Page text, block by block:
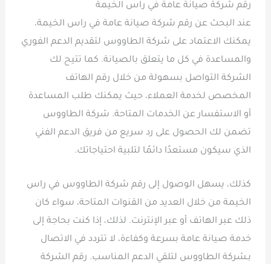
رقم شركة صيانة عامة في راس الخيمة
عند البحث عن رقم شركة صيانة عامة في راس الخيمة،
يمكنك الاعتماد على شركة الطاووس لتقديم الدعم الفوري
والمساعدة في كل ما يتعلق بالصيانة. كما تتيح لك
الشركة التواصل بسهولة من خلال رقم الهاتف
المخصص لخدمة العملاء، حيث يمكنك طلب المساعدة
أو الاستفسار عن الخدمات المتاحة. شركة الطاووس
تضمن لك الحصول على رد سريع من فريق الدعم الفني
الذي سيكون مستعدًا دائمًا لتلبية احتياجاتك.
كذلك، يسهل الوصول إلى رقم شركة الطاووس في راس
الخيمة من خلال العديد من القنوات المتاحة، سواء كان
ذلك عبر الهاتف أو عبر الإنترنت. لذلك، إذا كنت بحاجة إلى
خدمة صيانة عامة بسرعة وكفاءة، لا تتردد في الاتصال
بـشركة الطاووس لتلقي الدعم المناسب. رقم الشركة